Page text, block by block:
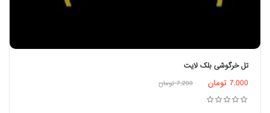
افزودن به سبد خرید
تل خرگوشی بلک لایت
7,000 تومان 7,200 تومان